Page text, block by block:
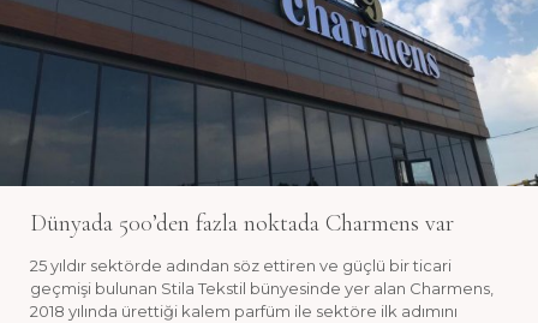
Dünyada 500’den fazla noktada Charmens var
25 yıldır sektörde adından söz ettiren ve güçlü bir ticari
geçmişi bulunan Stila Tekstil bünyesinde yer alan Charmens,
2018 yılında ürettiği kalem parfüm ile sektöre ilk adımını